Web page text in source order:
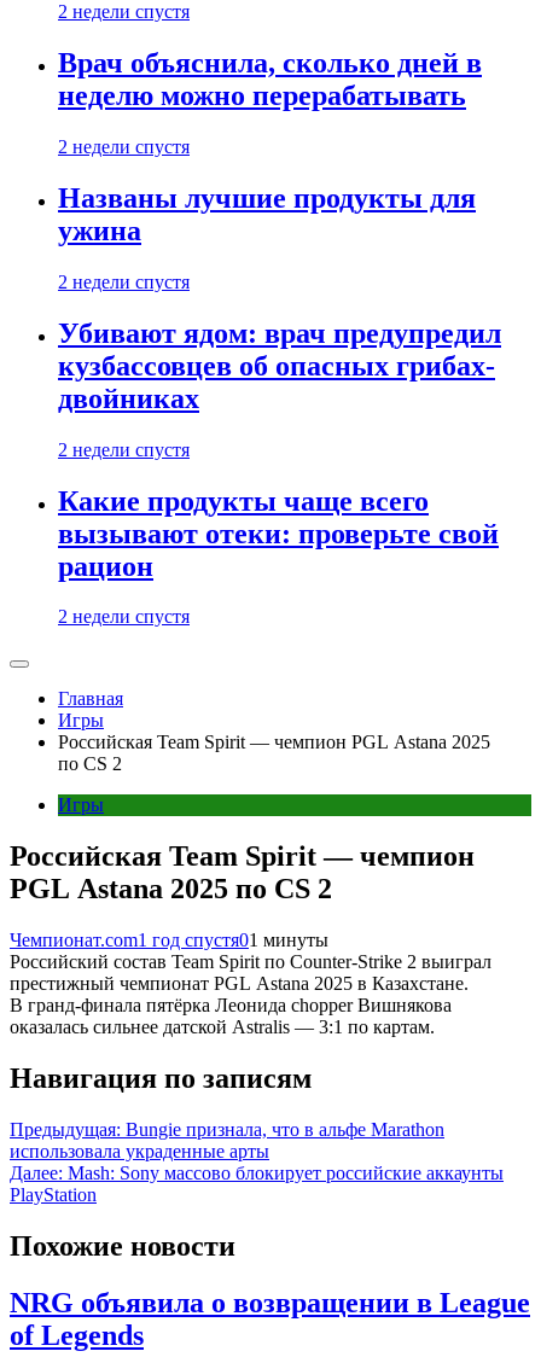
2 недели спустя
Врач объяснила, сколько дней в
неделю можно перерабатывать
2 недели спустя
Названы лучшие продукты для
ужина
2 недели спустя
Убивают ядом: врач предупредил
кузбассовцев об опасных грибах-
двойниках
2 недели спустя
Какие продукты чаще всего
вызывают отеки: проверьте свой
рацион
2 недели спустя
Главная
Игры
Российская Team Spirit — чемпион PGL Astana 2025
по CS 2
Игры
Российская Team Spirit — чемпион
PGL Astana 2025 по CS 2
Чемпионат.com1 год спустя01 минуты
Российский состав Team Spirit по Counter-Strike 2 выиграл
престижный чемпионат PGL Astana 2025 в Казахстане.
В гранд-финала пятёрка Леонида chopper Вишнякова
оказалась сильнее датской Astralis — 3:1 по картам.
Навигация по записям
Предыдущая: Bungie признала, что в альфе Marathon
использовала украденные арты
Далее: Mash: Sony массово блокирует российские аккаунты
PlayStation
Похожие новости
NRG объявила о возвращении в League
of Legends